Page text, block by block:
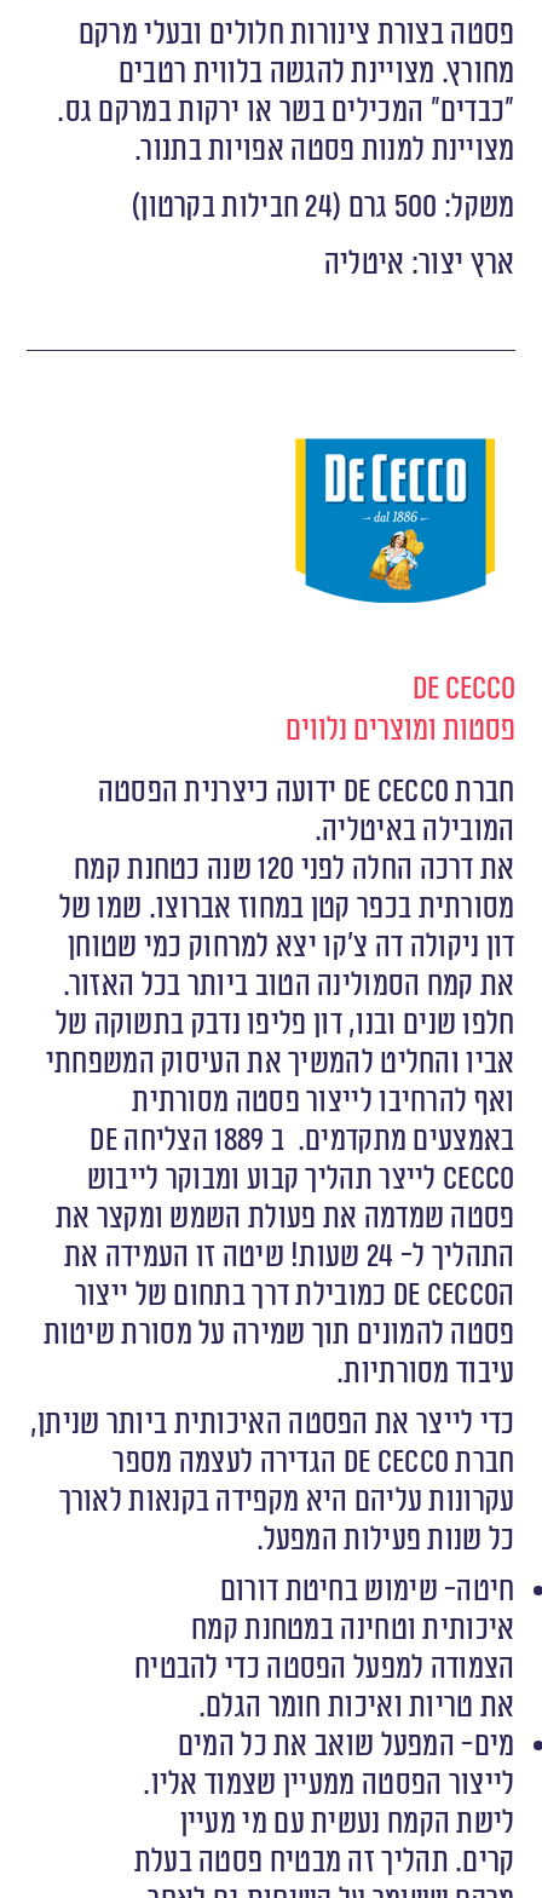
פסטה בצורת צינורות חלולים ובעלי מרקם
מחורץ. מצויינת להגשה בלווית רטבים
“כבדים” המכילים בשר או ירקות במרקם גס.
מצויינת למנות פסטה אפויות בתנור.
משקל: 500 גרם (24 חבילות בקרטון)
ארץ יצור: איטליה
De Cecco
פסטות ומוצרים נלווים
חברת De Cecco ידועה כיצרנית הפסטה
המובילה באיטליה.
את דרכה החלה לפני 120 שנה כטחנת קמח
מסורתית בכפר קטן במחוז אברוצו. שמו של
דון ניקולה דה צ’קו יצא למרחוק כמי שטוחן
את קמח הסמולינה הטוב ביותר בכל האזור.
חלפו שנים ובנו, דון פליפו נדבק בתשוקה של
אביו והחליט להמשיך את העיסוק המשפחתי
ואף להרחיבו לייצור פסטה מסורתית
באמצעים מתקדמים. ב 1889 הצליחה De
Cecco לייצר תהליך קבוע ומבוקר לייבוש
פסטה שמדמה את פעולת השמש ומקצר את
התהליך ל- 24 שעות! שיטה זו העמידה את
הDe Cecco כמובילת דרך בתחום של ייצור
פסטה להמונים תוך שמירה על מסורת שיטות
עיבוד מסורתיות.
כדי לייצר את הפסטה האיכותית ביותר שניתן,
חברת De Cecco הגדירה לעצמה מספר
עקרונות עליהם היא מקפידה בקנאות לאורך
כל שנות פעילות המפעל.
חיטה- שימוש בחיטת דורום
איכותית וטחינה במטחנת קמח
הצמודה למפעל הפסטה כדי להבטיח
את טריות ואיכות חומר הגלם.
מים- המפעל שואב את כל המים
לייצור הפסטה ממעיין שצמוד אליו.
לישת הקמח נעשית עם מי מעיין
קרים. תהליך זה מבטיח פסטה בעלת